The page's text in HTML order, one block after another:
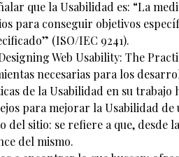
que la Usabilidad es: “La
para conseguir objetivos
(ISO/IEC 9241).
Web Usability: The
necesarias para los
de la Usabilidad en su trabajo
para mejorar la Usabilidad de
del sitio: se refiere a que,
del mismo.